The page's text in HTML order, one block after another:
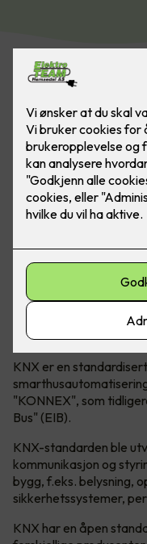
KNX Association
kan brukes i både
Hva er
KNX er en
"KONNEX", som
Bus" (EIB).
KNX-standarden ble
kommunikasjon og
bygg, f.eks. belysning,
sikkerhetssystemer,
KNX har en åpen